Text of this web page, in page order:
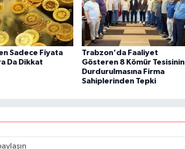
Sadece Fiyata
Da Dikkat
Trabzon'da Faaliyet
Gösteren 8 Kömür Tesisinin
Durdurulmasına Firma
Sahiplerinden Tepki